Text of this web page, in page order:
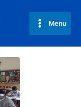
Main
Menu
Menu